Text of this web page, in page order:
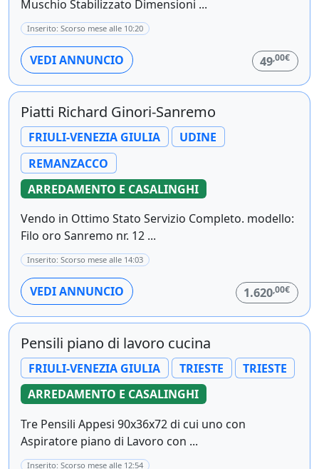
Muschio Stabilizzato Dimensioni ...
Inserito: Scorso mese alle 10:20
VEDI ANNUNCIO 49,00€
Piatti Richard Ginori-Sanremo
FRIULI-VENEZIA GIULIA
UDINE
REMANZACCO
ARREDAMENTO E CASALINGHI
Vendo in Ottimo Stato Servizio Completo. modello:
Filo oro Sanremo nr. 12 ...
Inserito: Scorso mese alle 14:03
VEDI ANNUNCIO 1.620,00€
Pensili piano di lavoro cucina
FRIULI-VENEZIA GIULIA TRIESTE
TRIESTE
ARREDAMENTO E CASALINGHI
Tre Pensili Appesi 90x36x72 di cui uno con
Aspiratore piano di Lavoro con ...
Inserito: Scorso mese alle 12:54